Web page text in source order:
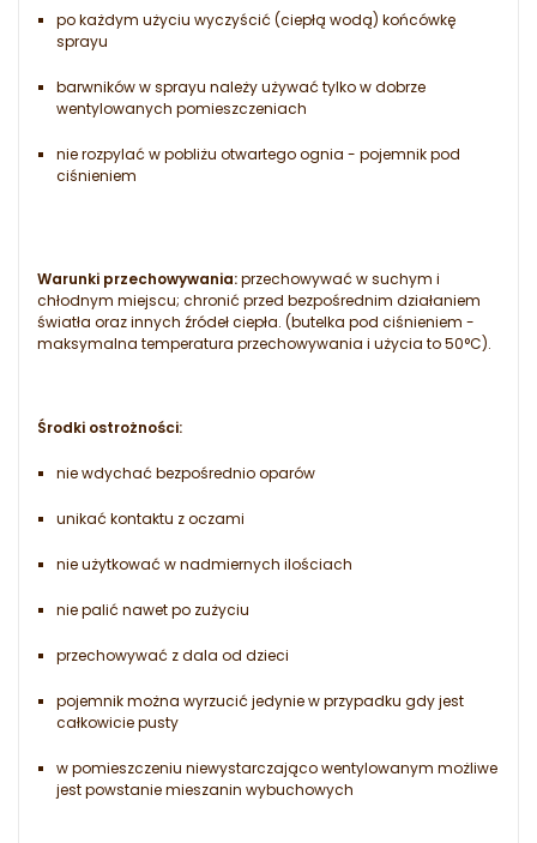
po każdym użyciu wyczyścić (ciepłą wodą) końcówkę
sprayu
barwników w sprayu należy używać tylko w dobrze
wentylowanych pomieszczeniach
nie rozpylać w pobliżu otwartego ognia - pojemnik pod
ciśnieniem
Warunki przechowywania:przechowywać w suchym i
chłodnym miejscu; chronić przed bezpośrednim działaniem
światła oraz innych źródeł ciepła. (butelka pod ciśnieniem -
maksymalna temperatura przechowywania i użycia to 50°C).
Środki ostrożności:
nie wdychać bezpośrednio oparów
unikać kontaktu z oczami
nie użytkować w nadmiernych ilościach
nie palić nawet po zużyciu
przechowywać z dala od dzieci
pojemnik można wyrzucić jedynie w przypadku gdy jest
całkowicie pusty
w pomieszczeniu niewystarczająco wentylowanym możliwe
jest powstanie mieszanin wybuchowych